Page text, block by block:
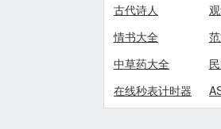
古代诗人
情书大全
中草药大全
在线秒表计时器